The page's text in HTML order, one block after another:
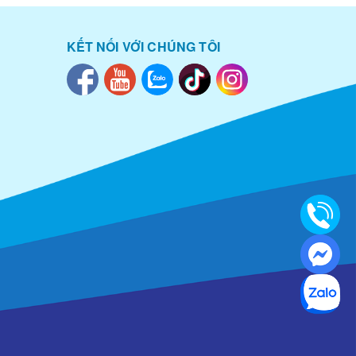
KẾT NỐI VỚI CHÚNG TÔI